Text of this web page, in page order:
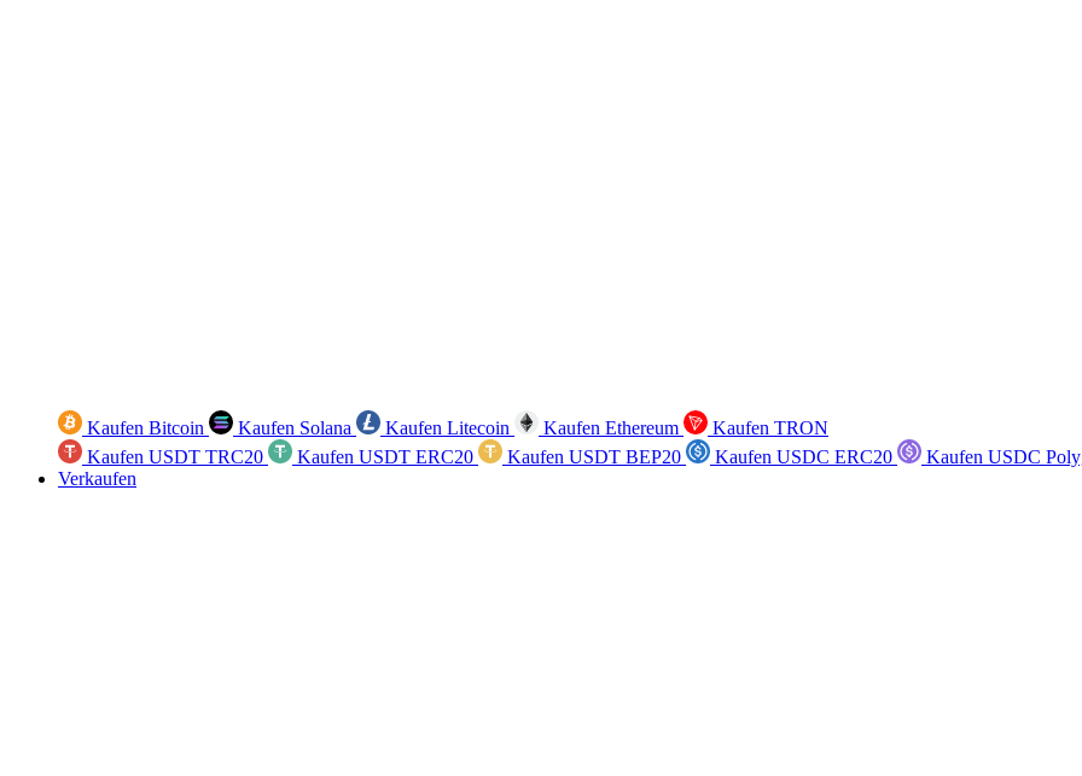
Kaufen Bitcoin Kaufen Solana Kaufen Litecoin Kaufen Ethereum
Kaufen TRON
Kaufen USDT TRC20
Kaufen USDT ERC20 Kaufen USDT BEP20 Kaufen USDC ERC20
Kaufen USDC
Verkaufen